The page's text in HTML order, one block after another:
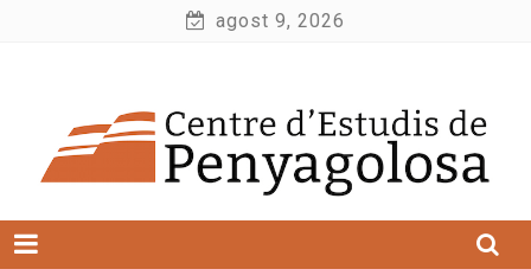
agost 9, 2026